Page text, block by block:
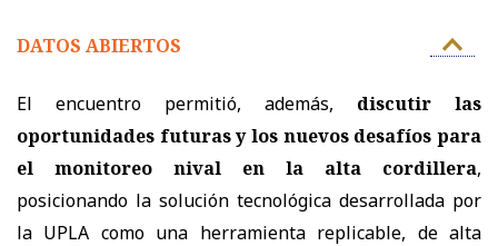
DATOS ABIERTOS
El encuentro permitió, además,
discutir las
oportunidades futuras y los nuevos desafíos para
el monitoreo nival en la alta cordillera,
posicionando la solución tecnológica desarrollada por
la UPLA como una herramienta replicable, de alta